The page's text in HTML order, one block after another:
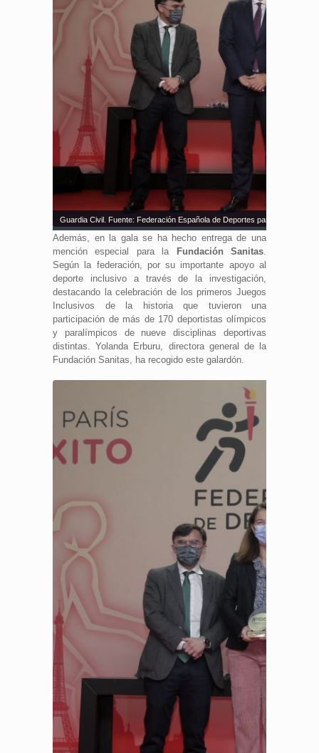
Guardia Civil. Fuente: Federación Española de Deportes para Ciegos
Además, en la gala se ha hecho entrega de una
mención especial para la
Fundación Sanitas
Según la federación, por su importante apoyo al
deporte inclusivo a través de la investigación,
destacando la celebración de los primeros Juegos
Inclusivos de la historia que tuvieron una
participación de más de 170 deportistas olímpicos
y paralímpicos de nueve disciplinas deportivas
distintas. Yolanda Erburu, directora general de la
Fundación Sanitas, ha recogido este galardón.